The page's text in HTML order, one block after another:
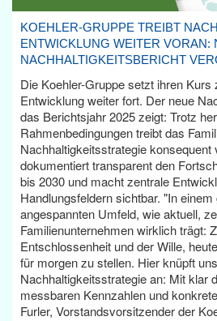
KOEHLER-GRUPPE TREIBT
ENTWICKLUNG WEITER VORAN:
NACHHALTIGKEITSBERICHT
Die Koehler-Gruppe setzt ihren Kurs
Entwicklung weiter fort. Der neue
das Berichtsjahr 2025 zeigt: Trotz
Rahmenbedingungen treibt das
Nachhaltigkeitsstrategie konsequent
dokumentiert transparent den
bis 2030 und macht zentrale
Handlungsfeldern sichtbar. "In
angespannten Umfeld, wie aktuell,
Familienunternehmen wirklich trägt:
Entschlossenheit und der Wille,
für morgen zu stellen. Hier knüpft
Nachhaltigkeitsstrategie an: Mit klar
messbaren Kennzahlen und
Furler, Vorstandsvorsitzender der